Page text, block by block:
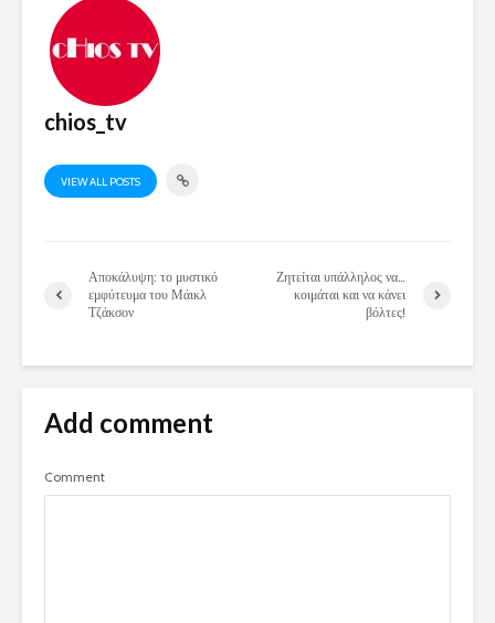
chios_tv
VIEW ALL POSTS
Αποκάλυψη: το μυστικό
εμφύτευμα του Μάικλ
Τζάκσον
Ζητείται υπάλληλος να…
κοιμάται και να κάνει
βόλτες!
Add comment
Comment